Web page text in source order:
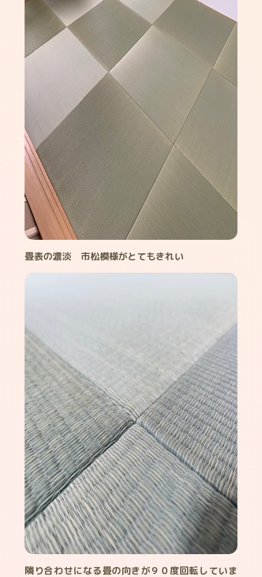
畳表の濃淡 市松模様がとてもきれい
隣り合わせになる畳の向きが９０度回転していま